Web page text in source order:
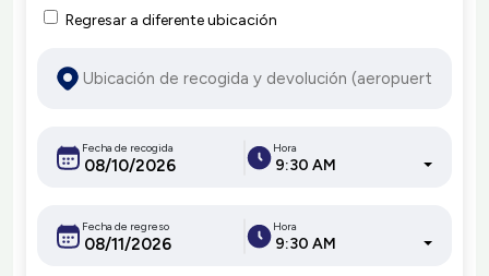
Regresar a diferente ubicación
Fecha de recogida Hora
9:30 AM
Fecha de regreso Hora
9:30 AM